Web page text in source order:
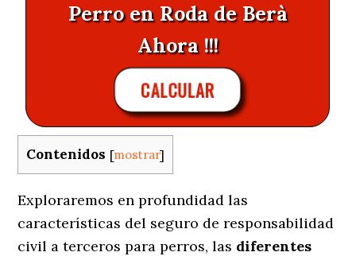
Perro en Roda de Berà
Ahora !!!
CALCULAR
Contenidos [mostrar]
Exploraremos en profundidad las
características del seguro de responsabilidad
civil a terceros para perros, las diferentes